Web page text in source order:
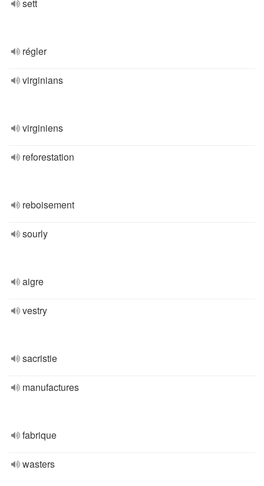
sett
régler
virginians
virginiens
reforestation
reboisement
sourly
aigre
vestry
sacristie
manufactures
fabrique
wasters